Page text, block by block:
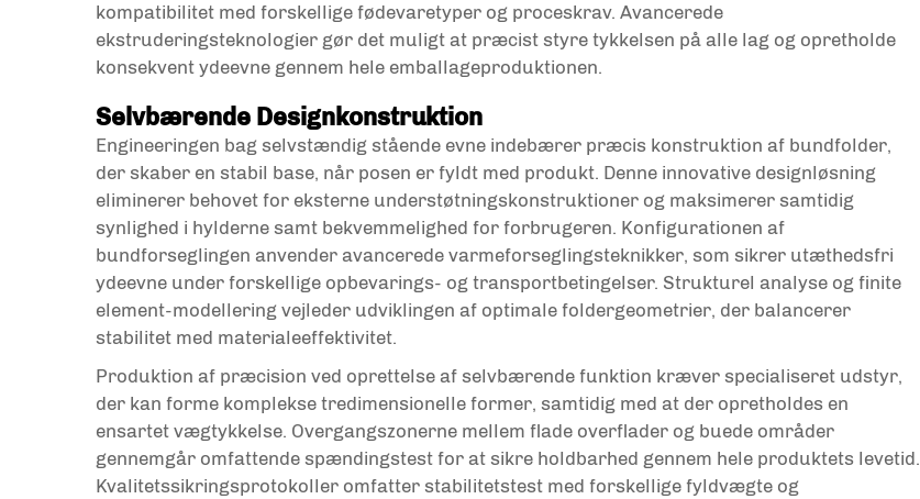
kompatibilitet med forskellige fødevaretyper og proceskrav. Avancerede
ekstruderingsteknologier gør det muligt at præcist styre tykkelsen på alle lag og opretholde
konsekvent ydeevne gennem hele emballageproduktionen.
Selvbærende Designkonstruktion
Engineeringen bag selvstændig stående evne indebærer præcis konstruktion af bundfolder,
der skaber en stabil base, når posen er fyldt med produkt. Denne innovative designløsning
eliminerer behovet for eksterne understøtningskonstruktioner og maksimerer samtidig
synlighed i hylderne samt bekvemmelighed for forbrugeren. Konfigurationen af
bundforseglingen anvender avancerede varmeforseglingsteknikker, som sikrer utæthedsfri
ydeevne under forskellige opbevarings- og transportbetingelser. Strukturel analyse og finite
element-modellering vejleder udviklingen af optimale foldergeometrier, der balancerer
stabilitet med materialeeffektivitet.
Produktion af præcision ved oprettelse af selvbærende funktion kræver specialiseret udstyr,
der kan forme komplekse tredimensionelle former, samtidig med at der opretholdes en
ensartet vægtykkelse. Overgangszonerne mellem flade overflader og buede områder
gennemgår omfattende spændingstest for at sikre holdbarhed gennem hele produktets levetid.
Kvalitetssikringsprotokoller omfatter stabilitetstest med forskellige fyldvægte og